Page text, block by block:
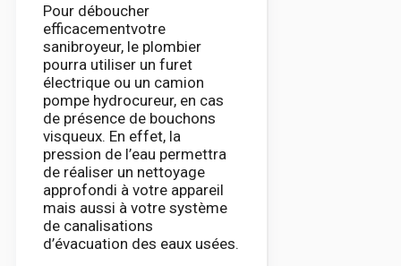
Pour déboucher
efficacementvotre
sanibroyeur, le plombier
pourra utiliser un furet
électrique ou un camion
pompe hydrocureur, en cas
de présence de bouchons
visqueux. En effet, la
pression de l’eau permettra
de réaliser un nettoyage
approfondi à votre appareil
mais aussi à votre système
de canalisations
d’évacuation des eaux usées.